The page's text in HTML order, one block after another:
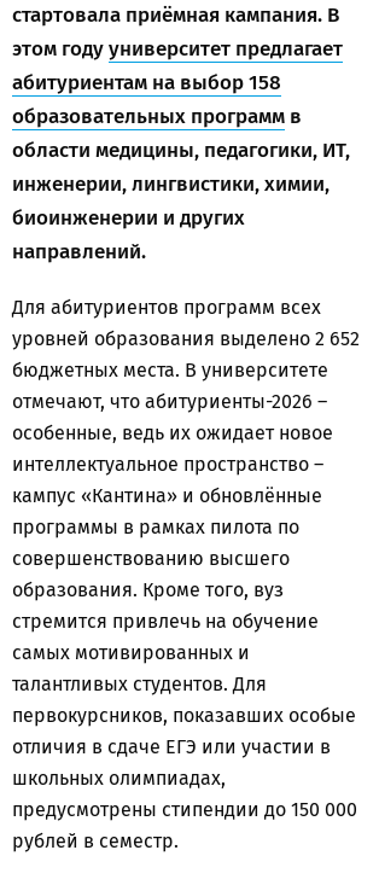
стартовала приёмная кампания. В
этом годууниверситет предлагает
абитуриентам на выбор 158
образовательных программ в
области медицины, педагогики, ИТ,
инженерии, лингвистики, химии,
биоинженерии и других
направлений.
Для абитуриентов программ всех
уровней образования выделено 2 652
бюджетных места. В университете
отмечают, что абитуриенты-2026 –
особенные, ведь их ожидает новое
интеллектуальное пространство –
кампус «Кантина» и обновлённые
программы в рамках пилота по
совершенствованию высшего
образования. Кроме того, вуз
стремится привлечь на обучение
самых мотивированных и
талантливых студентов. Для
первокурсников, показавших особые
отличия в сдаче ЕГЭ или участии в
школьных олимпиадах,
предусмотрены стипендии до 150 000
рублей в семестр.